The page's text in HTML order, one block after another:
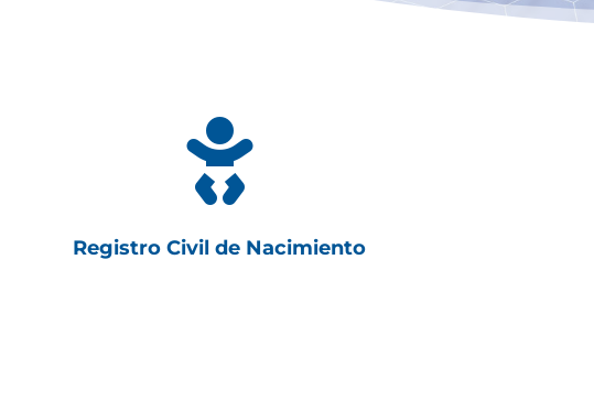

Registro Civil de Nacimiento